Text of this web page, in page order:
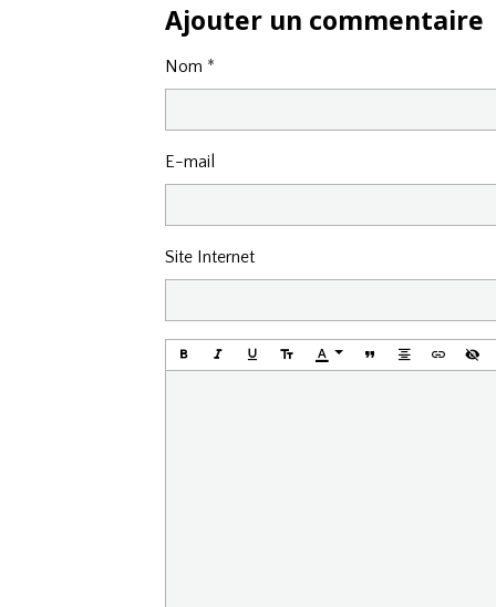
Ajouter un commentaire
Nom
E-mail
Site Internet